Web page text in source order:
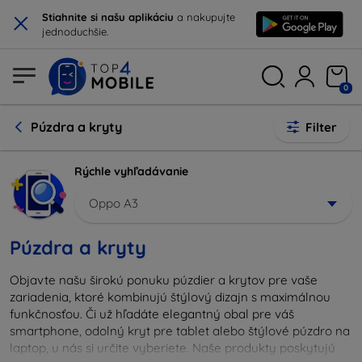
× Stiahnite si našu aplikáciu a nakupujte
jednoduchšie.
0
Púzdra a kryty Filter
Rýchle vyhľadávanie
Oppo A3
Púzdra a kryty
Objavte našu širokú ponuku púzdier a krytov pre vaše
zariadenia, ktoré kombinujú štýlový dizajn s maximálnou
funkčnosťou. Či už hľadáte elegantný obal pre váš
smartphone, odolný kryt pre tablet alebo štýlové púzdro na
laptop, u nás si určite vyberiete. Naše produkty poskytujú